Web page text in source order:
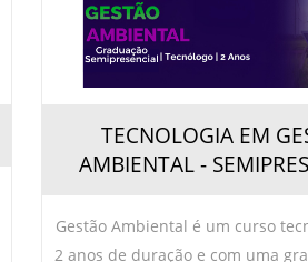
TECNOLOGIA EM
AMBIENTAL -
Gestão Ambiental é um curso
2 anos de duração e com uma